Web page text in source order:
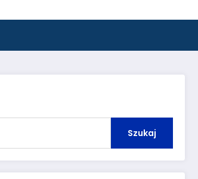
Szukaj